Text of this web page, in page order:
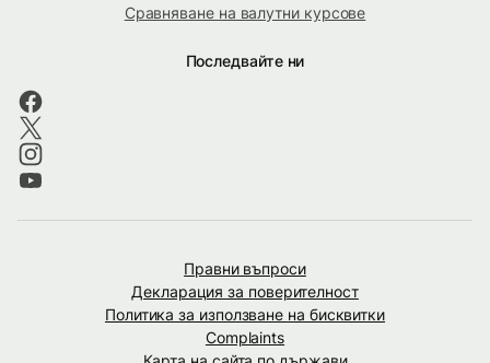
Сравняване на валутни курсове
Последвайте ни
Правни въпроси
Декларация за поверителност
Политика за използване на бисквитки
Complaints